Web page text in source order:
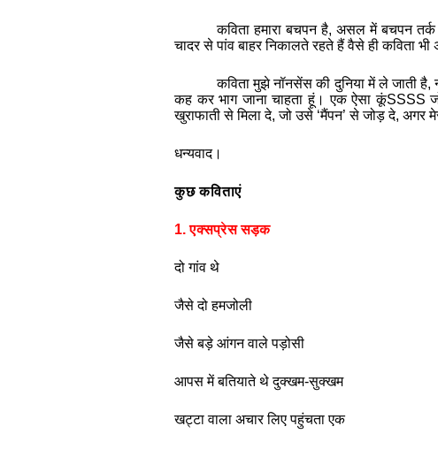
कविता हमारा बचपन है, असल में बचपन तर्क
चादर से पांव बाहर निकालते रहते हैं वैसे ही कविता भी
कविता मुझे नॉनसेंस की दुनिया में ले जाती है,
कह कर भाग जाना चाहता हूं। एक ऐसा कूंSSSS
खुराफाती से मिला दे,जो उसे ‘मैंपन’से जोड़ दे, अगर
धन्यवाद।
कुछ कविताएं
1.एक्सप्रेस सड़क
दो गांव थे
जैसे दो हमजोली
जैसे बड़े आंगन वाले पड़ोसी
आपस में बतियाते थे दुक्खम-सुक्‍खम
खट्टा वाला अचार लिए पहुंचता एक